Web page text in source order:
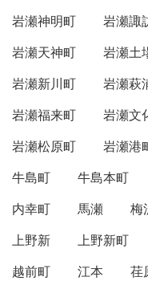
岩瀬神明町
岩瀬諏
岩瀬天神町
岩瀬土
岩瀬新川町
岩瀬萩
岩瀬福来町
岩瀬文
岩瀬松原町
岩瀬港
牛島町
牛島本町
内幸町
馬瀬 梅
上野新
上野新町
越前町
江本 荏